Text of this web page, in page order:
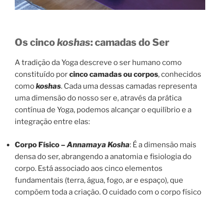
Os cincokoshas: camadas do Ser
A tradição da Yoga descreve o ser humano como
constituído porcinco camadas ou corpos, conhecidos
comokoshas. Cada uma dessas camadas representa
uma dimensão do nosso ser e, através da prática
contínua de Yoga, podemos alcançar o equilíbrio e a
integração entre elas:
Corpo Físico –Annamaya Kosha: É a dimensão mais
densa do ser, abrangendo a anatomia e fisiologia do
corpo. Está associado aos cinco elementos
fundamentais (terra, água, fogo, ar e espaço), que
compõem toda a criação. O cuidado com o corpo físico